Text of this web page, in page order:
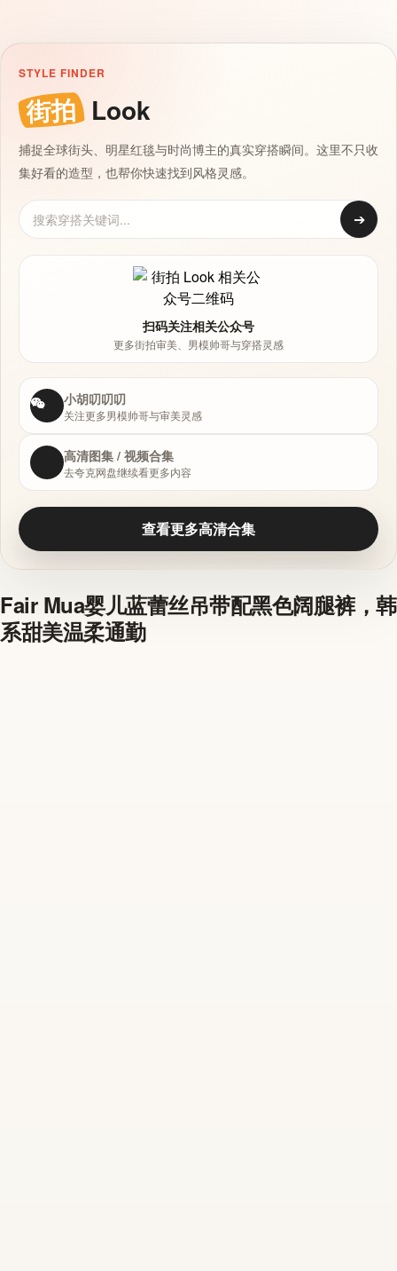
STYLE FINDER
街拍 Look
捕捉全球街头、明星红毯与时尚博主的真实穿搭瞬间。这里不只收
集好看的造型，也帮你快速找到风格灵感。
➔
扫码关注相关公众号
更多街拍审美、男模帅哥与穿搭灵感
小胡叨叨叨
关注更多男模帅哥与审美灵感
高清图集 / 视频合集
去夸克网盘继续看更多内容
查看更多高清合集
Fair Mua婴儿蓝蕾丝吊带配黑色阔腿裤，韩
系甜美温柔通勤